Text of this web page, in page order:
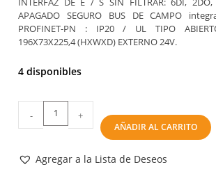
APAGADO SEGURO BUS DE CAMPO
PROFINET-PN : IP20 / UL TIPO
196X73X225,4 (HXWXD) EXTERNO 24V.
4 disponibles
- +
AÑADIR AL CARRITO
Agregar a la Lista de Deseos